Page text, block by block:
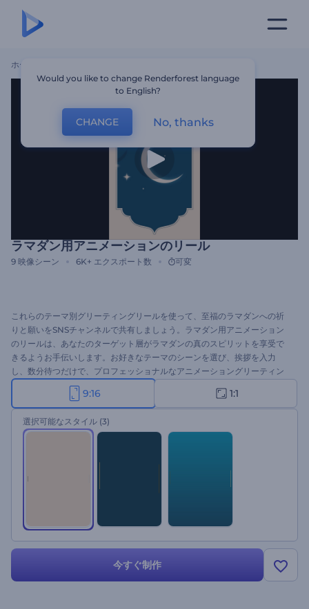
ホーム
ラマダン用アニメーションのリール
9 映像シーン 6K+ エクスポート数 可変
これらのテーマ別グリーティングリールを使って、至福のラマダンへの祈
りと願いをSNSチャンネルで共有しましょう。ラマダン用アニメーション
のリールは、あなたのターゲット層がラマダンの真のスピリットを享受で
きるようお手伝いします。お好きなテーマのシーンを選び、挨拶を入力
し、数分待つだけで、プロフェッショナルなアニメーショングリーティン
グリールが完成します。ビデオグリーティング、SNSのリール、ラマダン
ディナーへの招待など、様々な用途に最適です。今すぐお試しください。
9:16 1:1
選択可能なスタイル (3)
今すぐ制作
Would you like to change Renderforest language
to English?
CHANGE No, thanks